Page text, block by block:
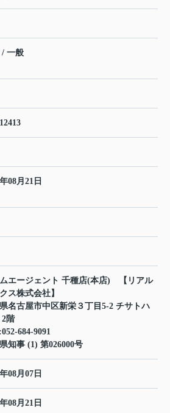
/ 一般
08月21日
エージェント 千種店(本店) 【リアル
ス株式会社】
名古屋市中区新栄３丁目5-2 チサトハ
2階
052-684-9091
知事 (1) 第026000号
08月07日
08月21日